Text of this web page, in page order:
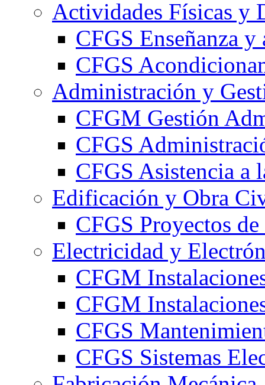
Actividades Físicas y
CFGS Enseñanza
CFGS
Administración y
CFGM Gestión
CFGS
CFGS Asistencia a
Edificación y Obra
CFGS Proyectos
Electricidad y
CFGM
CFGM
CFGS
CFGS Sistemas